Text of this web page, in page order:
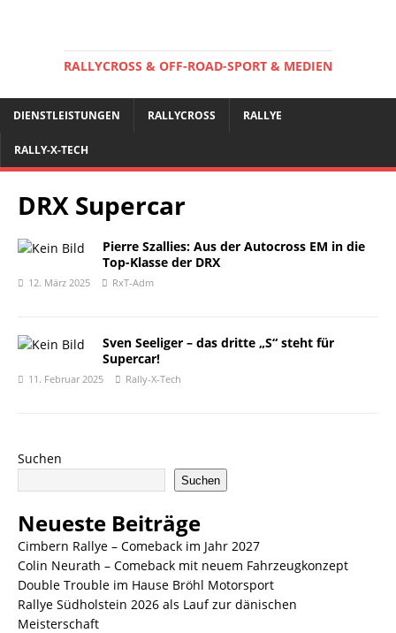
RALLYCROSS & OFF-ROAD-SPORT & MEDIEN
DIENSTLEISTUNGEN RALLYCROSS RALLYE
RALLY-X-TECH
DRX Supercar
Pierre Szallies: Aus der Autocross EM in die
Top-Klasse der DRX
12. März 2025 RxT-Adm
Sven Seeliger – das dritte „S“ steht für
Supercar!
11. Februar 2025 Rally-X-Tech
Suchen
Suchen
Neueste Beiträge
Cimbern Rallye – Comeback im Jahr 2027
Colin Neurath – Comeback mit neuem Fahrzeugkonzept
Double Trouble im Hause Bröhl Motorsport
Rallye Südholstein 2026 als Lauf zur dänischen
Meisterschaft